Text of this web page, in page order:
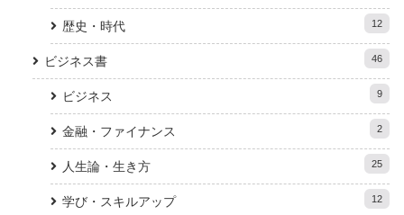
歴史・時代 12
ビジネス書 46
ビジネス 9
金融・ファイナンス 2
人生論・生き方 25
学び・スキルアップ 12